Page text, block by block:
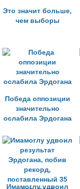
Это значит больше,
чем выборы
Победа оппозиции
значительно
ослабила Эрдогана
Имамоглу удвоил